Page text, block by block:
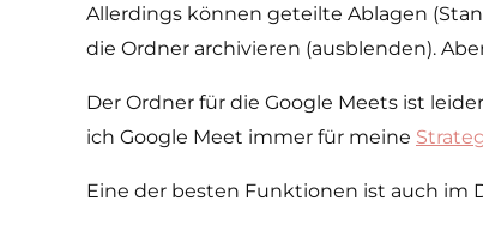
Allerdings können geteilte Ablagen
die Ordner archivieren (ausblenden).
Der Ordner für die Google Meets ist
ich Google Meet immer für meine
Eine der besten Funktionen ist auch im